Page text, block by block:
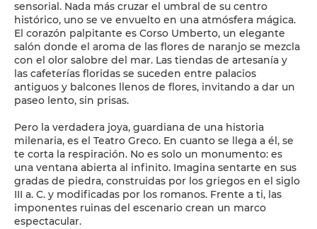
sensorial. Nada más cruzar el umbral de su centro
histórico, uno se ve envuelto en una atmósfera mágica.
El corazón palpitante es Corso Umberto, un elegante
salón donde el aroma de las flores de naranjo se mezcla
con el olor salobre del mar. Las tiendas de artesanía y
las cafeterías floridas se suceden entre palacios
antiguos y balcones llenos de flores, invitando a dar un
paseo lento, sin prisas.
Pero la verdadera joya, guardiana de una historia
milenaria, es el Teatro Greco. En cuanto se llega a él, se
te corta la respiración. No es solo un monumento: es
una ventana abierta al infinito. Imagina sentarte en sus
gradas de piedra, construidas por los griegos en el siglo
III a. C. y modificadas por los romanos. Frente a ti, las
imponentes ruinas del escenario crean un marco
espectacular.